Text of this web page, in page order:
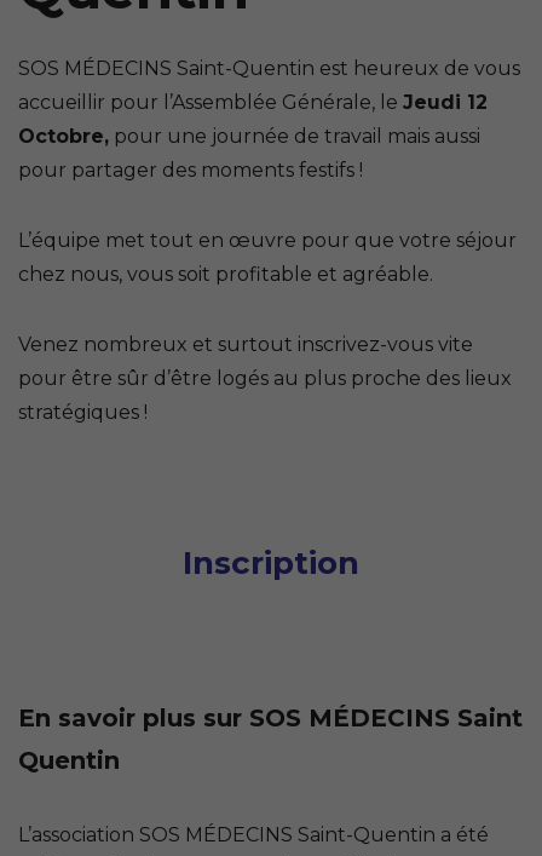
SOS MÉDECINS Saint-Quentin est heureux de vous
accueillir pour l’Assemblée Générale, le Jeudi 12
Octobre, pour une journée de travail mais aussi
pour partager des moments festifs !
L’équipe met tout en œuvre pour que votre séjour
chez nous, vous soit profitable et agréable.
Venez nombreux et surtout inscrivez-vous vite
pour être sûr d’être logés au plus proche des lieux
stratégiques !
Inscription
En savoir plus sur SOS MÉDECINS Saint
Quentin
L’association SOS MÉDECINS Saint-Quentin a été